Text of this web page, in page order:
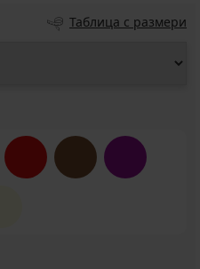
Таблица с размери